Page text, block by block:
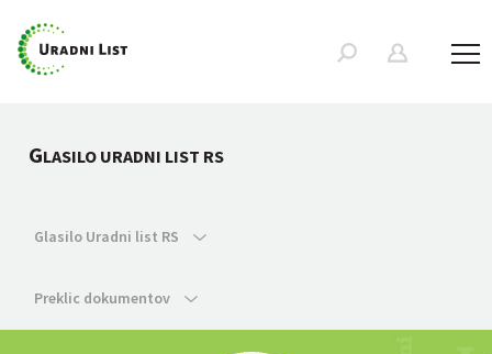
GLASILO URADNI LIST RS
Glasilo Uradni list RS
Preklic dokumentov